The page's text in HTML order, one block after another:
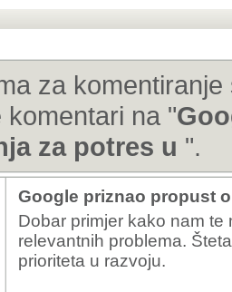
za
komentari na "
za potres u ".
Google priznao propust
Dobar primjer kako nam
relevantnih problema.
prioriteta u razvoju.